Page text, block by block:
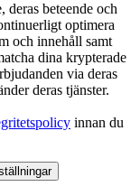
deras beteende och
optimera
och innehåll samt
dina krypterade
via deras
deras tjänster.
innan du